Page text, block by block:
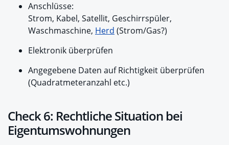
Anschlüsse:
Strom, Kabel, Satellit, Geschirrspüler,
Waschmaschine, Herd (Strom/Gas?)
Elektronik überprüfen
Angegebene Daten auf Richtigkeit überprüfen
(Quadratmeteranzahl etc.)
Check 6: Rechtliche Situation bei
Eigentumswohnungen